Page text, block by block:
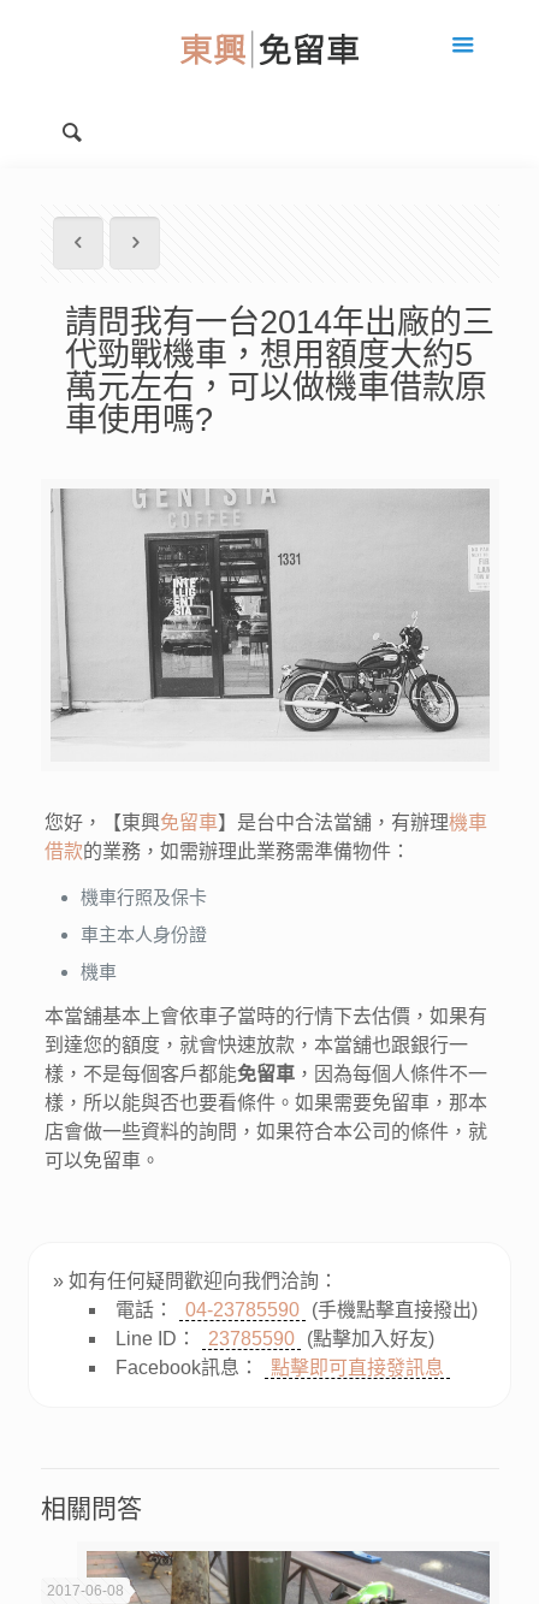
請問我有一台2014年出廠的三
代勁戰機車，想用額度大約5
萬元左右，可以做機車借款原
車使用嗎?
您好，【東興免留車】是台中合法當舖，有辦理機車
借款的業務，如需辦理此業務需準備物件：
機車行照及保卡
車主本人身份證
機車
本當舖基本上會依車子當時的行情下去估價，如果有
到達您的額度，就會快速放款，本當舖也跟銀行一
樣，不是每個客戶都能免留車 ，因為每個人條件不一
樣，所以能與否也要看條件。如果需要免留車，那本
店會做一些資料的詢問，如果符合本公司的條件，就
可以免留車。
» 如有任何疑問歡迎向我們洽詢：
電話：
04-23785590
(手機點擊直接撥出)
Line ID：
23785590
(點擊加入好友)
Facebook訊息：
點擊即可直接發訊息
相關問答
2017-06-08